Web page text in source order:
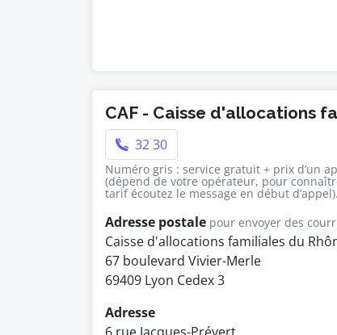
CAF - Caisse d'allocations
32 30
Numéro gris : service gratuit + prix d’un
(dépend de votre opérateur, pour
tarif écoutez le message en début d’appel).
Adresse postale pour envoyer des
Caisse d'allocations familiales du
67 boulevard Vivier-Merle
69409 Lyon Cedex 3
Adresse